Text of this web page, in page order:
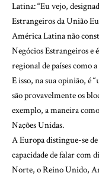
Latina: “Eu vejo,
Estrangeiros da União
América Latina não
Negócios Estrangeiros e
regional de países como
E isso, na sua opinião, é
são provavelmente os
exemplo, a maneira
Nações Unidas.
A Europa distingue-se
capacidade de falar com
Norte, o Reino Unido,